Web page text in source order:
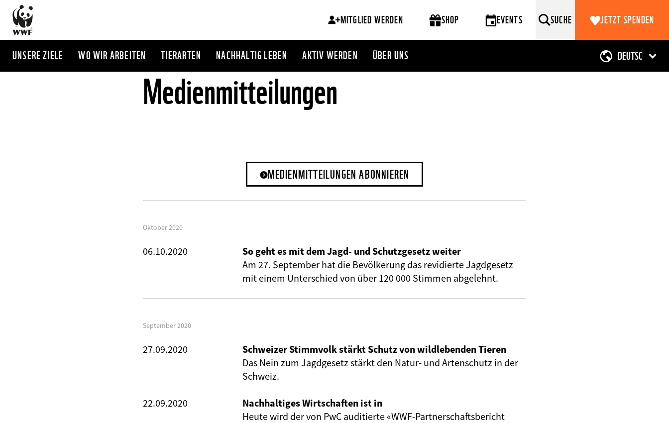
Direkt
zum
Inhalt
MITGLIED WERDEN SHOP EVENTS SUCHE JETZT SPENDEN
UNSERE ZIELE WO WIR ARBEITEN TIERARTEN NACHHALTIG LEBEN AKTIV WERDEN ÜBER UNS
Medienmitteilungen
MEDIENMITTEILUNGEN ABONNIEREN
Oktober 2020
06.10.2020
So geht es mit dem Jagd- und Schutzgesetz weiter
Am 27. September hat die Bevölkerung das revidierte Jagdgesetz
mit einem Unterschied von über 120 000 Stimmen abgelehnt.
September 2020
27.09.2020
Schweizer Stimmvolk stärkt Schutz von wildlebenden Tieren
Das Nein zum Jagdgesetz stärkt den Natur- und Artenschutz in der
Schweiz.
22.09.2020
Nachhaltiges Wirtschaften ist in
Heute wird der von PwC auditierte «WWF-Partnerschaftsbericht